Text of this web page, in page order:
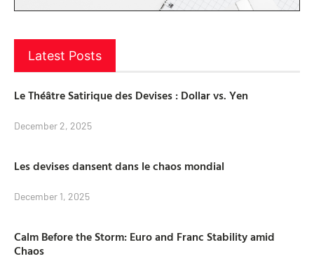
Latest Posts
Le Théâtre Satirique des Devises : Dollar vs. Yen
December 2, 2025
Les devises dansent dans le chaos mondial
December 1, 2025
Calm Before the Storm: Euro and Franc Stability amid
Chaos